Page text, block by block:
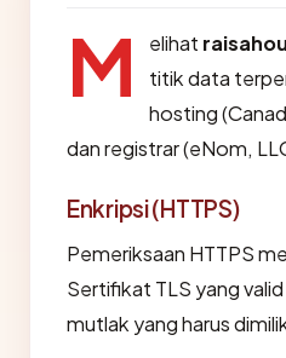
M elihat
titik data
hosting
dan registrar (eNom,
Enkripsi (HTTPS)
Pemeriksaan HTTPS
Sertifikat TLS yang
mutlak yang harus